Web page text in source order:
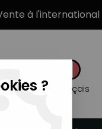
à l'international
Français
?